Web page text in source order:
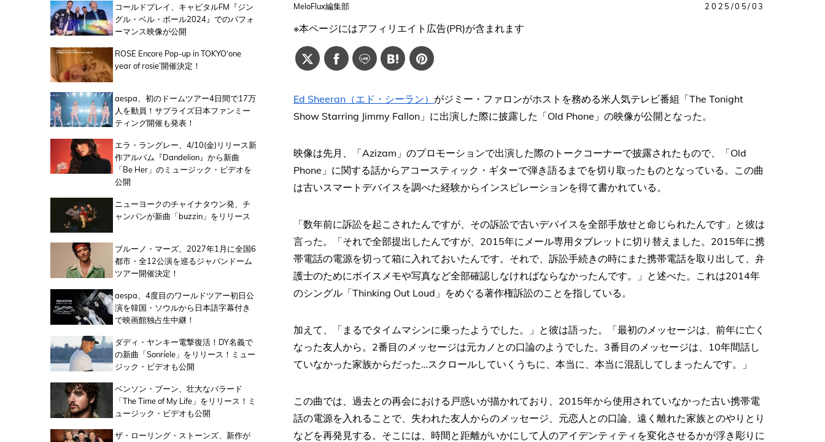
MeloFlux編集部 2025/05/03
※本ページにはアフィリエイト広告(PR)が含まれます
Ed Sheeran（エド・シーラン） がジミー・ファロンがホストを務める米人気テレビ番組「The Tonight
Show Starring Jimmy Fallon」に出演した際に披露した「Old Phone」の映像が公開となった。
映像は先月、「Azizam」のプロモーションで出演した際のトークコーナーで披露されたもので、「Old
Phone」に関する話からアコースティック・ギターで弾き語るまでを切り取ったものとなっている。この曲
は古いスマートデバイスを調べた経験からインスピレーションを得て書かれている。
「数年前に訴訟を起こされたんですが、その訴訟で古いデバイスを全部手放せと命じられたんです」と彼は
言った。「それで全部提出したんですが、2015年にメール専用タブレットに切り替えました。2015年に携
帯電話の電源を切って箱に入れておいたんです。それで、訴訟手続きの時にまた携帯電話を取り出して、弁
護士のためにボイスメモや写真など全部確認しなければならなかったんです。」と述べた。これは2014年
のシングル「Thinking Out Loud」をめぐる著作権訴訟のことを指している。
加えて、「まるでタイムマシンに乗ったようでした。」と彼は語った。「最初のメッセージは、前年に亡く
なった友人から。2番目のメッセージは元カノとの口論のようでした。3番目のメッセージは、10年間話し
ていなかった家族からだった…スクロールしていくうちに、本当に、本当に混乱してしまったんです。」
この曲では、過去との再会における戸惑いが描かれており、2015年から使用されていなかった古い携帯電
話の電源を入れることで、失われた友人からのメッセージ、元恋人との口論、遠く離れた家族とのやりとり
などを再発見する。そこには、時間と距離がいかにして人のアイデンティティを変化させるかが浮き彫りに
コールドプレイ、キャピタルFM『ジン
グル・ベル・ボール2024』でのパフォ
ーマンス映像が公開
ROSE Encore Pop-up in TOKYO‘one
year of rosie’開催決定！
aespa、初のドームツアー4日間で17万
人を動員！サプライズ日本ファンミー
ティング開催も発表！
エラ・ラングレー、4/10(金)リリース新
作アルバム『Dandelion』から新曲
「Be Her」のミュージック・ビデオを
公開
ニューヨークのチャイナタウン発、チ
ャンパンが新曲「buzzin」をリリース
ブルーノ・マーズ、2027年1月に全国6
都市・全12公演を巡るジャパンドーム
ツアー開催決定！
aespa、4度目のワールドツアー初日公
演を韓国・ソウルから日本語字幕付き
で映画館独占生中継！
ダディ・ヤンキー電撃復活！DY名義で
の新曲「Sonríele」をリリース！ミュー
ジック・ビデオも公開
ベンソン・ブーン、壮大なバラード
「The Time of My Life」をリリース！ミ
ュージック・ビデオも公開
ザ・ローリング・ストーンズ、新作が